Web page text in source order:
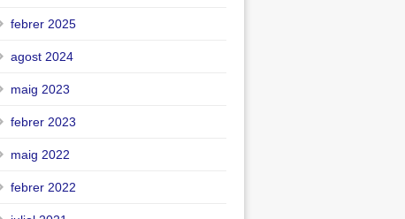
febrer 2025
agost 2024
maig 2023
febrer 2023
maig 2022
febrer 2022